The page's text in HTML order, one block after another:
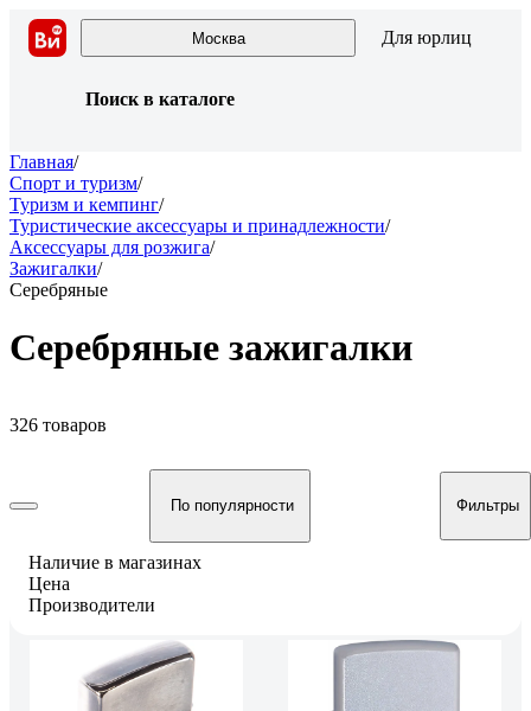
Москва Для юрлиц
Поиск в каталоге
Главная/
Спорт и туризм/
Туризм и кемпинг/
Туристические аксессуары и принадлежности/
Аксессуары для розжига/
Зажигалки/
Серебряные
Серебряные зажигалки
326 товаров
По популярности Фильтры
Наличие в магазинах
Цена
Производители